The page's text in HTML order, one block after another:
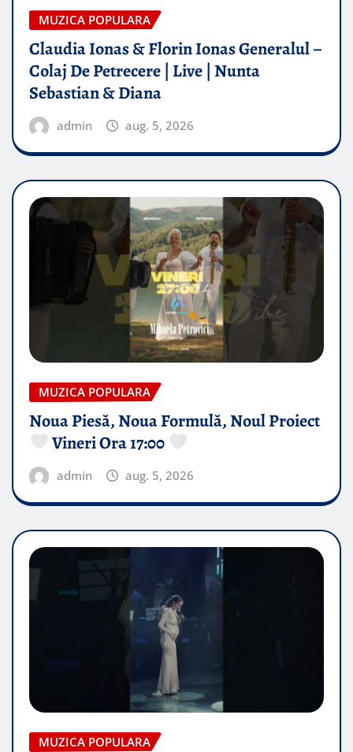
MUZICA POPULARA
Claudia Ionas & Florin Ionas Generalul –
Colaj De Petrecere | Live | Nunta
Sebastian & Diana
admin aug. 5, 2026
MUZICA POPULARA
Noua Piesă, Noua Formulă, Noul Proiect
Vineri Ora 17:00
admin aug. 5, 2026
MUZICA POPULARA